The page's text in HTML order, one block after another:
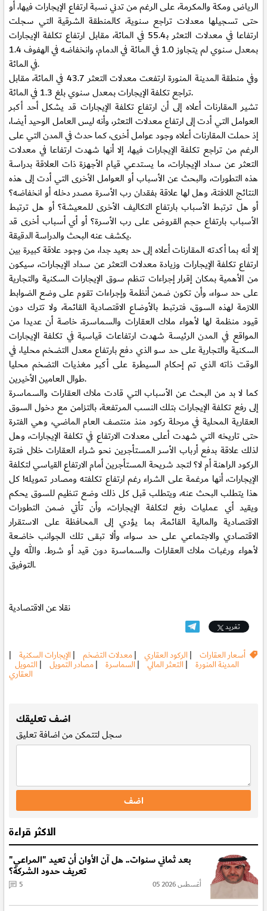
الرياض ومكة والمكرمة، على الرغم من تدني نسبة ارتفاع الإيجارات فيها، أو
حتى تسجيلها معدلات تراجع سنوية، كالمنطقة الشرقية التي سجلت
ارتفاعا في معدلات التعثر بـ55.4 في المائة، مقابل ارتفاع تكلفة الإيجارات
بمعدل سنوي لم يتجاوز 1.0 في المائة في الدمام، وانخفاضه في الهفوف 1.4
في المائة.
وفي منطقة المدينة المنورة ارتفعت معدلات التعثر 43.7 في المائة، مقابل
تراجع تكلفة الإيجارات بمعدل سنوي بلغ 1.3 في المائة.
تشير المقارنات أعلاه إلى أن ارتفاع تكلفة الإيجارات قد يشكل أحد أكبر
العوامل التي أدت إلى ارتفاع معدلات التعثر، وأنه ليس العامل الوحيد أيضا،
إذ حملت المقارنات أعلاه وجود عوامل أخرى، كما حدث في المدن التي على
الرغم من تراجع تكلفة الإيجارات فيها، إلا أنها شهدت ارتفاعا في معدلات
التعثر عن سداد الإيجارات، ما يستدعي قيام الأجهزة ذات العلاقة بدراسة
هذه التطورات، والبحث عن الأسباب أو العوامل الأخرى التي أدت إلى هذه
النتائج اللافتة، وهل لها علاقة بفقدان رب الأسرة مصدر دخله أو انخفاضه؟
أو هل ترتبط الأسباب بارتفاع التكاليف الأخرى للمعيشة؟ أو هل ترتبط
الأسباب بارتفاع حجم القروض على رب الأسرة؟ أو أي أسباب أخرى قد
يكشف عنه البحث والدراسة الدقيقة.
إلا أنه بما أكدته المقارنات أعلاه إلى حد بعيد جدا، من وجود علاقة كبيرة بين
ارتفاع تكلفة الإيجارات وزيادة معدلات التعثر عن سداد الإيجارات، سيكون
من الأهمية بمكان إقرار إجراءات تنظم سوق الإيجارات السكنية والتجارية
على حد سواء، وأن تكون ضمن أنظمة وإجراءات تقوم على وضع الضوابط
اللازمة لهذه السوق، فترتبط بالأوضاع الاقتصادية القائمة، ولا تترك دون
قيود منظمة لها لأهواء ملاك العقارات والسماسرة، خاصة أن عديدا من
المواقع في المدن الرئيسة شهدت ارتفاعات قياسية في تكلفة الإيجارات
السكنية والتجارية على حد سو الذي دفع بارتفاع معدل التضخم محليا، في
الوقت ذاته الذي تم إحكام السيطرة على أكبر مغذيات التضخم محليا
طوال العامين الأخيرين.
كما لا بد من البحث عن الأسباب التي قادت ملاك العقارات والسماسرة
إلى رفع تكلفة الإيجارات بتلك النسب المرتفعة، بالتزامن مع دخول السوق
العقارية المحلية في مرحلة ركود منذ منتصف العام الماضي، وهي الفترة
حتى تاريخه التي شهدت أعلى معدلات الارتفاع في تكلفة الإيجارات، وهل
لذلك علاقة بدفع أرباب الأسر المستأجرين نحو شراء العقارات خلال فترة
الركود الراهنة أم لا؟ لتجد شريحة المستأجرين أمام الارتفاع القياسي لتكلفة
الإيجارات، أنها مرغمة على الشراء رغم ارتفاع تكلفته ومصادر تمويله! كل
هذا يتطلب البحث عنه، ويتطلب قبل كل ذلك وضع تنظيم للسوق يحكم
ويقيد أي عمليات رفع لتكلفة الإيجارات، وأن تأتي ضمن التطورات
الاقتصادية والمالية القائمة، بما يؤدي إلى المحافظة على الاستقرار
الاقتصادي والاجتماعي على حد سواء، وألا تبقى تلك الجوانب خاضعة
لأهواء ورغبات ملاك العقارات والسماسرة دون قيد أو شرط. والله ولي
التوفيق.
نقلا عن الاقتصادية
تغريد
أسعار العقارات | الركود العقاري |معدلات التضخم | الإيجارات السكنية |
المدينة المنورة | التعثر المالي | السماسرة |مصادر التمويل | التمويل
العقاري
اضف تعليقك
سجللتتمكن من اضافة تعليق
الاكثر قراءة
بعد ثماني سنوات.. هل آن الأوان أن تعيد "المراعي"
تعريف حدود الشركة؟
05 أغسطس 2026 5